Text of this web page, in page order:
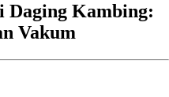
Daging Kambing:
Vakum